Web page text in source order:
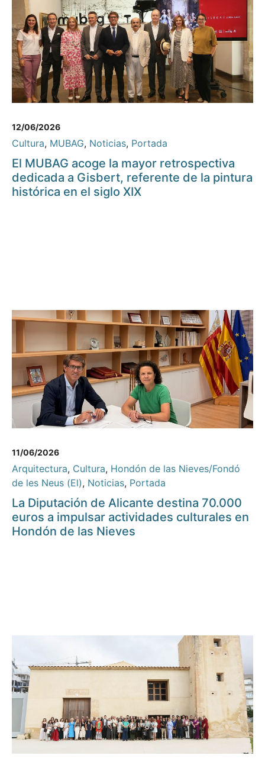
12/06/2026
Cultura, MUBAG, Noticias, Portada
El MUBAG acoge la mayor retrospectiva
dedicada a Gisbert, referente de la pintura
histórica en el siglo XIX
11/06/2026
Arquitectura, Cultura, Hondón de las Nieves/Fondó
de les Neus (El), Noticias, Portada
La Diputación de Alicante destina 70.000
euros a impulsar actividades culturales en
Hondón de las Nieves